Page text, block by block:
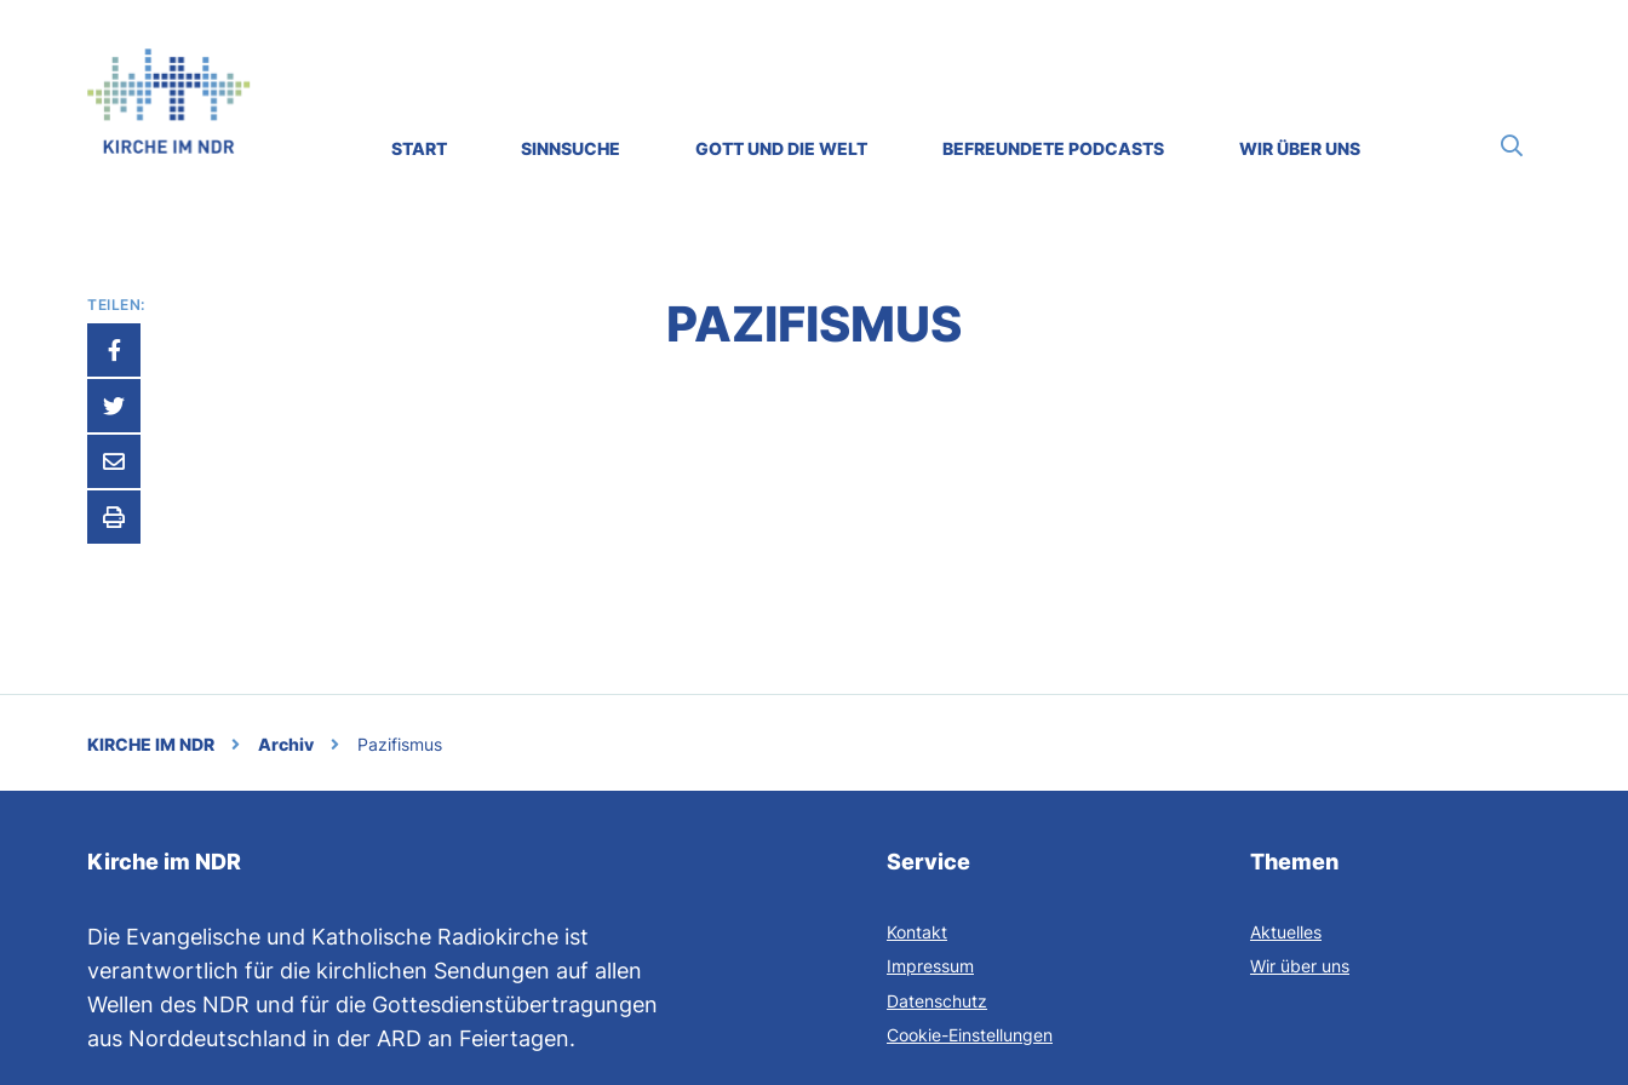
START SINNSUCHE GOTT UND DIE WELT BEFREUNDETE PODCASTS WIR ÜBER UNS
TEILEN: PAZIFISMUS
KIRCHE IM NDR Archiv Pazifismus
Kirche im NDR
Die Evangelische und Katholische Radiokirche ist
verantwortlich für die kirchlichen Sendungen auf allen
Wellen des NDR und für die Gottesdienstübertragungen
aus Norddeutschland in der ARD an Feiertagen.
Service
Kontakt
Impressum
Datenschutz
Cookie-Einstellungen
Themen
Aktuelles
Wir über uns